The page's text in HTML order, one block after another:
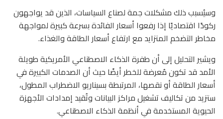
وسيُسبب ذلك مشكلات جمة لصناع السياسات، الذين قد يواجهون
ركودًا اقتصاديًا إذا رفعوا أسعار الفائدة بسرعة كبيرة لمواجهة
مخاطر التضخم المتزايد مع ارتفاع أسعار الطاقة والغذاء.
ويشير التحليل إلى أن طفرة الذكاء الاصطناعي الأمريكية طويلة
الأمد قد تكون مُعرضة للخطر أيضًا حيث أن الصدمات الكبيرة في
أسعار الطاقة أو نقصها، المرتبطة بسيناريو الاضطراب المطول،
ستزيد من تكاليف تشغيل مراكز البيانات وتُقيد إمدادات الأجهزة
الحيوية المستخدمة في أنظمة الذكاء الاصطناعي.